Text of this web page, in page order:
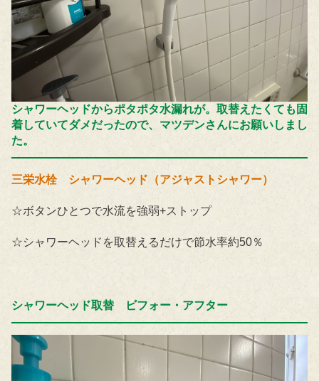
シャワーヘッドからポタポタ水漏れが。取替えたくても固
着していてダメだったので、マツデンさんにお願いしまし
た。
三栄水栓 シャワーヘッド（アジャストシャワー）
☆ボタンひとつで水流を強弱+ストップ
☆シャワーヘッドを取替えるだけで節水率約50％
シャワーヘッド取替 ビフォー・アフター